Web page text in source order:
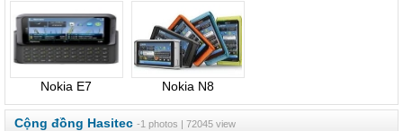
Nokia E7 Nokia N8
Cộng đồng Hasitec -1 photos | 72045 view